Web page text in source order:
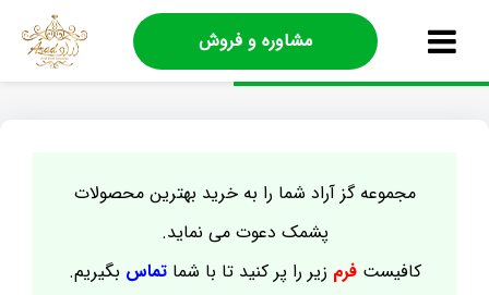
مشاوره و فروش
مجموعه گز آراد شما را به خرید بهترین محصولات
پشمک دعوت می نماید.
کافیستفرم زیر را پر کنید تا با شماتماس بگیریم.